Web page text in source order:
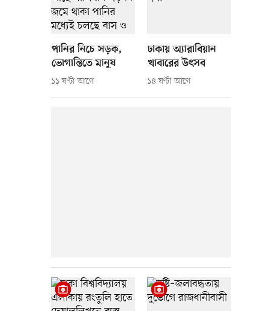
পানির নিচে সড়ক,
ভোগান্তিতে মানুষ
১১ ঘণ্টা আগে
ঢাকায় অ্যারাবিয়ান
খাবারের উৎসব
১৪ ঘণ্টা আগে